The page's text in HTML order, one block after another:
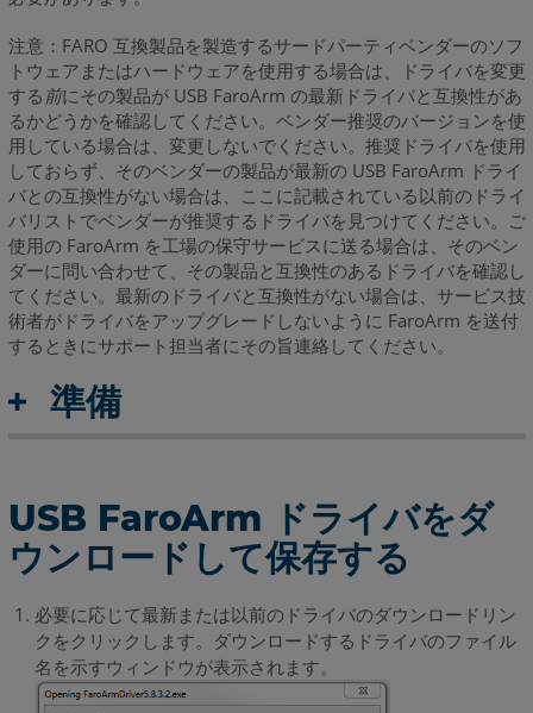
注意：FARO 互換製品を製造するサードパーティベンダーのソフ
トウェアまたはハードウェアを使用する場合は、ドライバを変更
する 前にその製品が USB FaroArm の最新ドライバと互換性があ
るかどうかを確認してください。ベンダー推奨のバージョンを使
用している場合は、変更しないでください。推奨ドライバを使用
しておらず、そのベンダーの製品が最新の USB FaroArm ドライ
バとの互換性がない場合は、ここに記載されている以前のドライ
バリストでベンダーが推奨するドライバを見つけてください。ご
使用の FaroArm を工場の保守サービスに送る場合は、そのベン
ダーに問い合わせて、その製品と互換性のあるドライバを確認し
てください。最新のドライバと互換性がない場合は、サービス技
術者がドライバをアップグレードしないように FaroArm を送付
するときにサポート担当者にその旨連絡してください。
準備
USB FaroArm ドライバをダ
ウンロードして保存する
必要に応じて最新または以前のドライバのダウンロードリン
クをクリックします。ダウンロードするドライバのファイル
名を示すウィンドウが表示されます。